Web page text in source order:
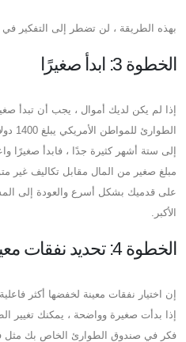
بهذه الطريقة ، لن تضطر إلى التفكير
الخطوة 3: ابدأ صغيرًا
إذا لم يكن لديك أموال ، يجب أن تبدأ
إلى ستة أشهر كثيرة جدًا ، فابدأ
مبلغ صغير من المال مقابل تكاليف
على قدميك بشكل أسرع والعودة إلى
الأكبر.
الخطوة 4: تحديد نفقات معينة لتقليلها
إن اختيار نفقات معينة لخفضها أكثر
إذا بدأت صغيرة وواضحة ، يمكنك تغيير
فكر في صندوق الطوارئ الخاص بك مثل